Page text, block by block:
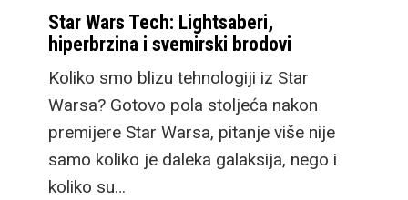
Star Wars Tech: Lightsaberi,
hiperbrzina i svemirski brodovi
Koliko smo blizu tehnologiji iz Star
Warsa? Gotovo pola stoljeća nakon
premijere Star Warsa, pitanje više nije
samo koliko je daleka galaksija, nego i
koliko su…